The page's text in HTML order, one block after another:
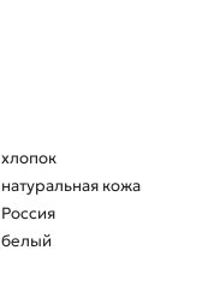
хлопок
натуральная кожа
Россия
белый